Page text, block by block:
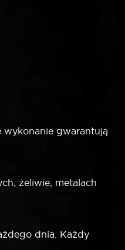
wykonanie gwarantują
żeliwie, metalach
dnia. Każdy